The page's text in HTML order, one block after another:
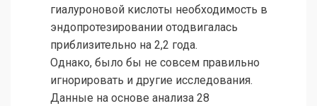
гиалуроновой кислоты необходимость в
эндопротезировании отодвигалась
приблизительно на 2,2 года.
Однако, было бы не совсем правильно
игнорировать и другие исследования.
Данные на основе анализа 28